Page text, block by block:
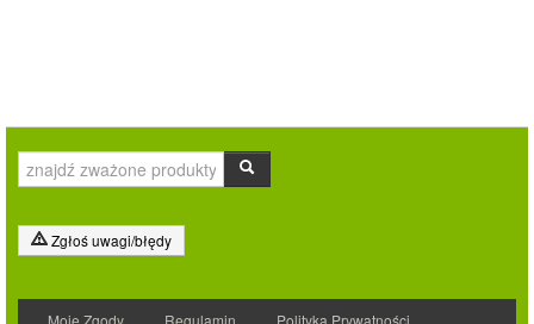
Zgłoś uwagi/błędy
Moje Zgody Regulamin Polityka Prywatności